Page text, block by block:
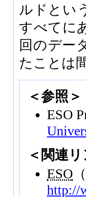
ルドとい
すべてに
回のデー
たことは
＜参照＞
ESO
＜関連
ESO
http://